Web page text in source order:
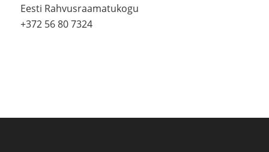
Eesti Rahvusraamatukogu
+372 56 80 7324